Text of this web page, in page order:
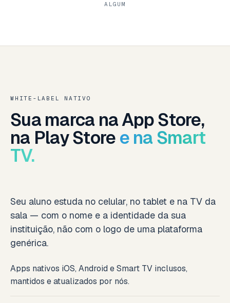
ALGUM
WHITE-LABEL NATIVO
Sua marca na App Store,
na Play Store e na Smart
TV.
Seu aluno estuda no celular, no tablet e na TV da
sala — com o nome e a identidade da sua
instituição, não com o logo de uma plataforma
genérica.
Apps nativos iOS, Android e Smart TV inclusos,
mantidos e atualizados por nós.